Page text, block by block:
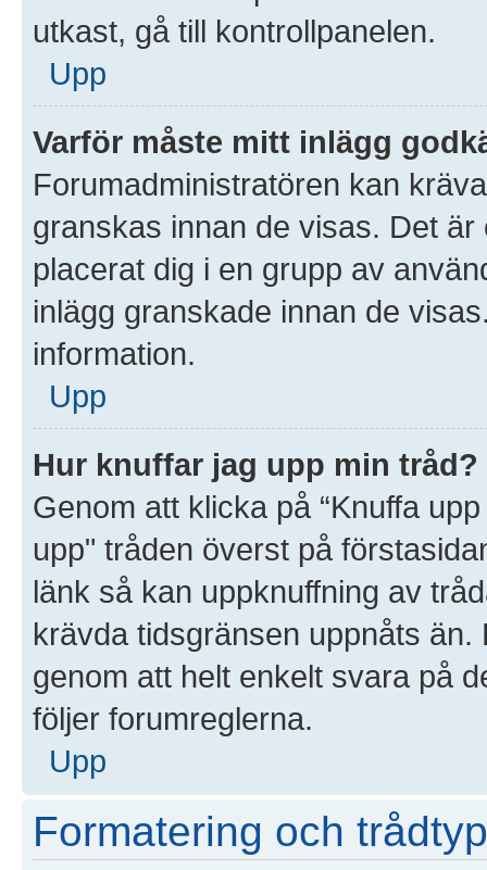
utkast, gå till kontrollpanelen.
Upp
Varför måste mitt inlägg
Forumadministratören kan
granskas innan de visas. Det
placerat dig i en grupp av
inlägg granskade innan de
information.
Upp
Hur knuffar jag upp min tråd?
Genom att klicka på “Knuffa
upp" tråden överst på
länk så kan uppknuffning av
krävda tidsgränsen uppnåts
genom att helt enkelt svara på
följer forumreglerna.
Upp
Formatering och